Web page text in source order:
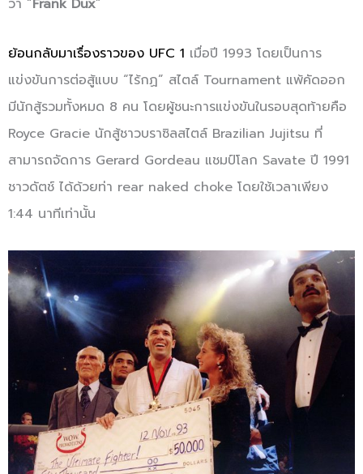
ว่า “Frank Dux”
ย้อนกลับมาเรื่องราวของ UFC 1 เมื่อปี 1993 โดยเป็นการ
แข่งขันการต่อสู้แบบ “ไร้กฏ” สไตล์ Tournament แพ้คัดออก
มีนักสู้รวมทั้งหมด 8 คน โดยผู้ชนะการแข่งขันในรอบสุดท้ายคือ
Royce Gracie นักสู้ชาวบราซิลสไตล์ Brazilian Jujitsu ที่
สามารถจัดการ Gerard Gordeau แชมป์โลก Savate ปี 1991
ชาวดัตช์ ได้ด้วยท่า rear naked choke โดยใช้เวลาเพียง
1:44 นาทีเท่านั้น